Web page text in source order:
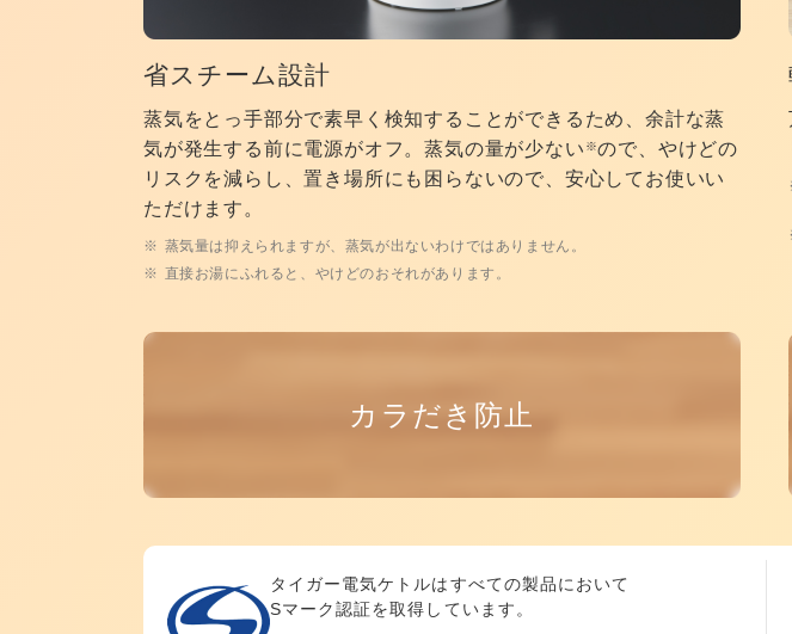
省スチーム設計
蒸気をとっ手部分で素早く検知することができるため、余計な蒸
気が発生する前に電源がオフ。蒸気の量が少ない ※ので、やけどの
リスクを減らし、置き場所にも困らないので、安心してお使いい
ただけます。
蒸気量は抑えられますが、蒸気が出ないわけではありません。
直接お湯にふれると、やけどのおそれがあります。
カラだき防止
タイガー電気ケトルはすべての製品において
Sマーク認証を取得しています。